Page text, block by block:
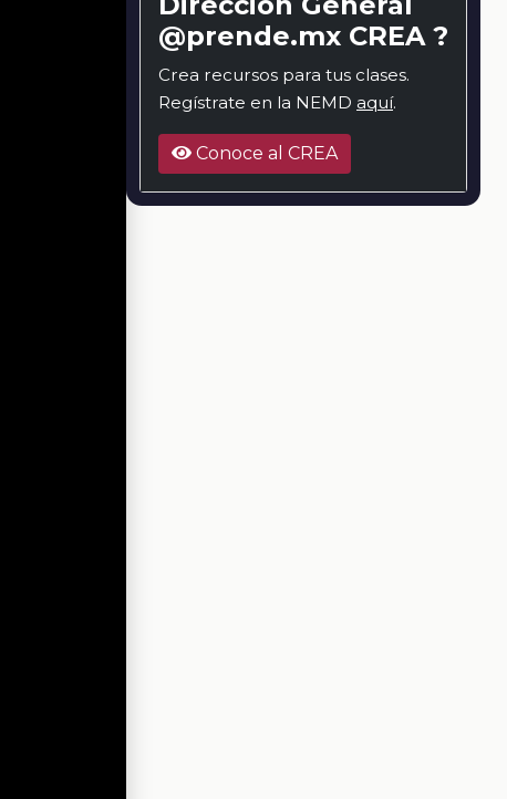
@prende.mx CREA ?
Crea recursos para tus clases.
Regístrate en la NEMD aquí.
Conoce al CREA